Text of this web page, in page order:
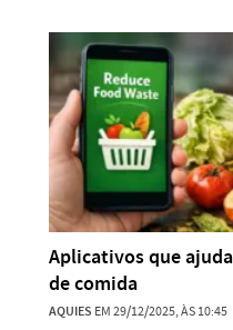
Aplicativos que
de comida
AQUIES EM 29/12/2025, ÀS 10:45